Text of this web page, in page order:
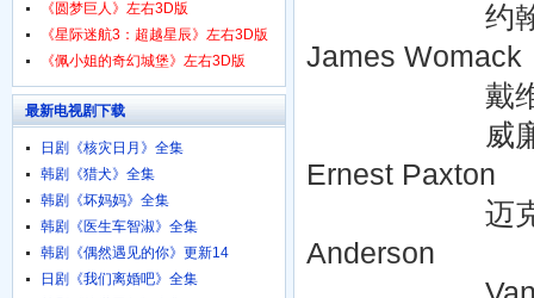
约翰 斯潘塞
James Womack
戴维 莫尔斯
威廉 福赛思
Ernest Paxton
迈克尔 比
Anderson
《圆梦巨人》左右3D版
《星际迷航3：超越星辰》左右3D版
《佩小姐的奇幻城堡》左右3D版
最新电视剧下载
日剧《核灾日月》全集
韩剧《猎犬》全集
韩剧《坏妈妈》全集
韩剧《医生车智淑》全集
韩剧《偶然遇见的你》更新14
日剧《我们离婚吧》全集